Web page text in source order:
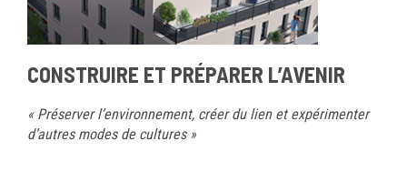
CONSTRUIRE ET PRÉPARER L’AVENIR
« Préserver l’environnement, créer du lien et expérimenter
d’autres modes de cultures »